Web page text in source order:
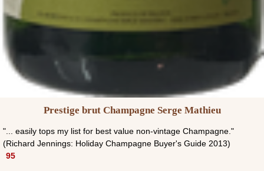
Prestige brut Champagne Serge Mathieu
"... easily tops my list for best value non-vintage Champagne."
(Richard Jennings: Holiday Champagne Buyer's Guide 2013)
95